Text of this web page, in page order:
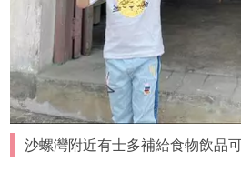
沙螺灣附近有士多補給食物飲品